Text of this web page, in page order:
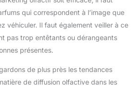
qui correspondent à l’image que
véhiculer. Il faut également veiller à ce
pas trop entêtants ou dérangeants
présentes.
de plus près les tendances
de diffusion olfactive dans les